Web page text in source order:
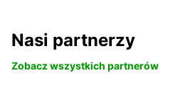
Nasi partnerzy
Zobacz wszystkich partnerów